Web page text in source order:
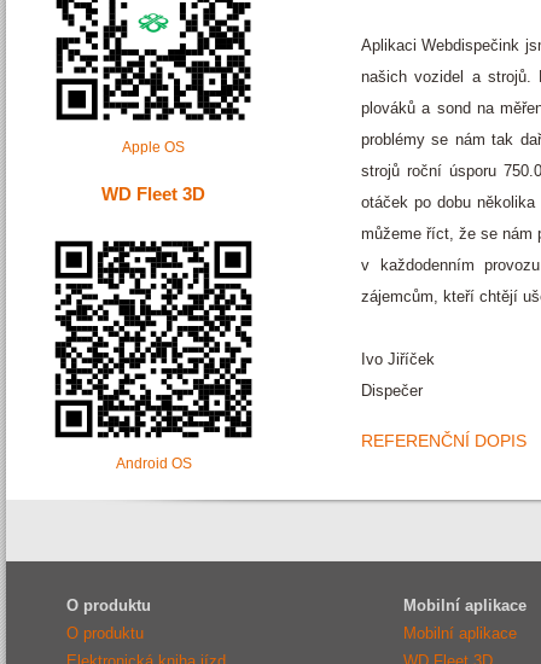
Apple OS
WD Fleet 3D
Android OS
Aplikaci Webdispečink
našich vozidel a strojů.
plováků a sond na
problémy se nám tak
strojů roční úsporu
otáček po dobu
můžeme říct, že se nám
v každodenním
zájemcům, kteří chtějí
Ivo Jiříček
Dispečer
REFERENČNÍ DOPIS
O produktu
O produktu
Mobilní aplikace
Mobilní aplikace